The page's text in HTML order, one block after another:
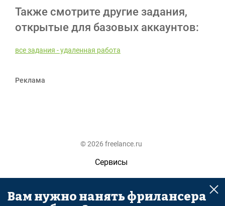
Также смотрите другие задания,
открытые для базовых аккаунтов:
все задания - удаленная работа
Реклама
© 2026 freelance.ru
Сервисы
Помощь
Поиск
Вам нужно нанять фрилансера